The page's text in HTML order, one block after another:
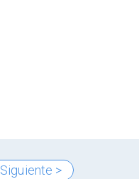
Siguiente >